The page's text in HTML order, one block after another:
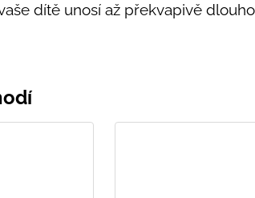
dítě unosí až překvapivě